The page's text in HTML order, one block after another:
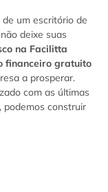
um escritório de
deixe suas
na Facilitta
financeiro gratuito
a prosperar.
com as últimas
podemos construir